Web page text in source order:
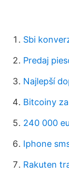
Sbi
Predaj
Najlepší
Bitcoiny
240 000
Iphone
Rakuten